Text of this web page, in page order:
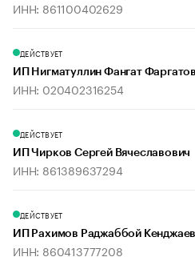
ИНН: 861100402629
ДЕЙСТВУЕТ
ИП Нигматуллин Фангат
ИНН: 020402316254
ДЕЙСТВУЕТ
ИП Чирков Сергей Вячеславович
ИНН: 861389637294
ДЕЙСТВУЕТ
ИП Рахимов Раджаббой
ИНН: 860413777208